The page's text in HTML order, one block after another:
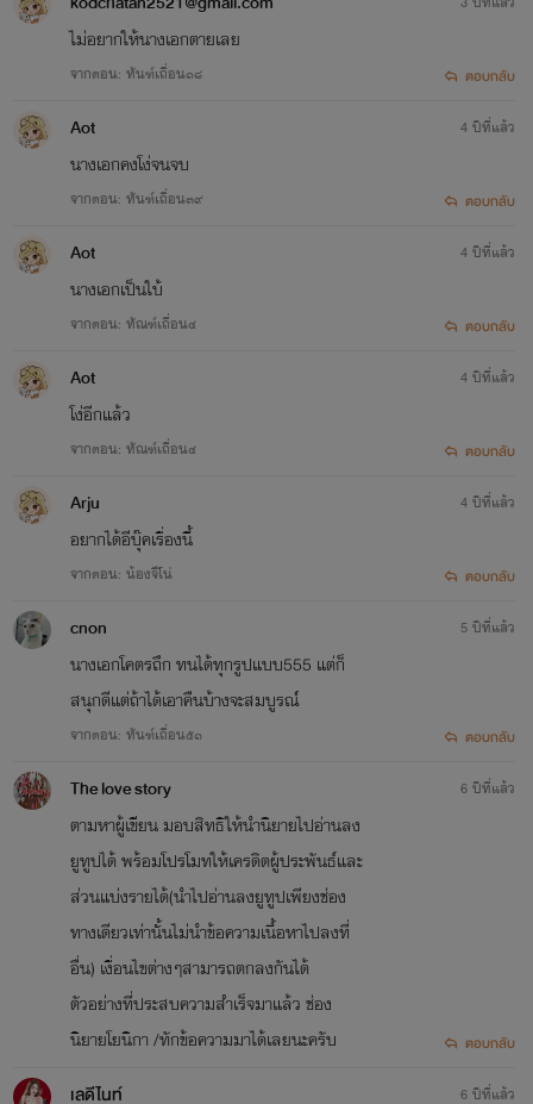
ไม่อยากให้นางเอกตายเลย
จากตอน: ทันฑ์เถื่อน๑๘ ตอบกลับ
Aot
นางเอกคงโง่จนจบ
จากตอน: ทันฑ์เถื่อน๓๙
4 ปีที่แล้ว
ตอบกลับ
Aot
นางเอกเป็นใบ้
จากตอน: ทัณฑ์เถื่อน๔
4 ปีที่แล้ว
ตอบกลับ
Aot
โง่อีกแล้ว
จากตอน: ทัณฑ์เถื่อน๔
4 ปีที่แล้ว
ตอบกลับ
Arju
อยากได้อีบุ๊คเรื่องนี้
จากตอน: น้องจีโน่
4 ปีที่แล้ว
ตอบกลับ
cnon
นางเอกโคตรถึก​ ทนได้ทุกรูปแบบ555​ แต่ก็
สนุกดีแต่ถ้าได้เอาคืนบ้างจะสมบูรณ์
จากตอน: ทันฑ์เถื่อน๕๑
5 ปีที่แล้ว
ตอบกลับ
The love story
ตามหาผู้เขียน มอบสิทธิให้นำนิยายไปอ่านลง
ยูทูปได้ พร้อมโปรโมทให้เครดิตผู้ประพันธ์และ
ส่วนแบ่งรายได้(นำไปอ่านลงยูทูปเพียงช่อง
ทางเดียวเท่านั้นไม่นำข้อความเนื้อหาไปลงที่
อื่น) เงื่อนไขต่างๆสามารถตกลงกันได้
ตัวอย่างที่ประสบความสำเร็จมาแล้ว ช่อง
นิยายโยนิกา /ทักข้อความมาได้เลยนะครับ
6 ปีที่แล้ว
ตอบกลับ
เลดีไนท์ 6 ปีที่แล้ว